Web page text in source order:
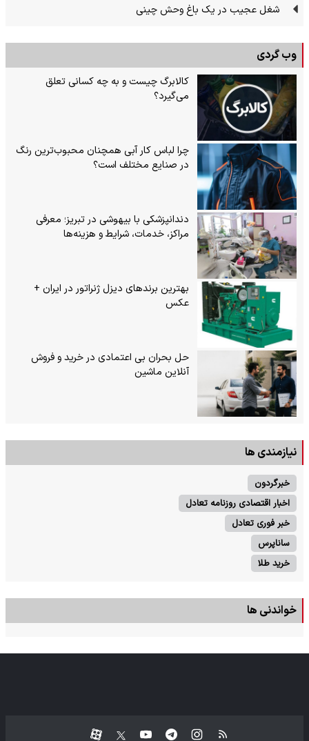
شغل عجیب در یک باغ وحش چینی
وب گردی
کالابرگ چیست و به چه کسانی تعلق
می‌گیرد؟
چرا لباس کار آبی همچنان محبوب‌ترین رنگ
در صنایع مختلف است؟
دندانپزشکی با بیهوشی در تبریز؛ معرفی
مراکز، خدمات، شرایط و هزینه‌ها
بهترین برندهای دیزل ژنراتور در ایران +
عکس
حل بحران بی‌ اعتمادی در خرید و فروش
آنلاین ماشین
نیازمندی ها
خبرگردون
اخبار اقتصادی روزنامه تعادل
خبر فوری تعادل
ساناپرس
خرید طلا
خواندنی ها